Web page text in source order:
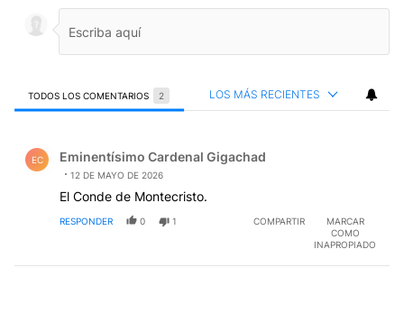
TODOS LOS COMENTARIOS 2 LOS MÁS RECIENTES
EC Eminentísimo Cardenal Gigachad
12 DE MAYO DE 2026
El Conde de Montecristo.
RESPONDER 0 1 COMPARTIR
MARCAR
COMO
INAPROPIADO